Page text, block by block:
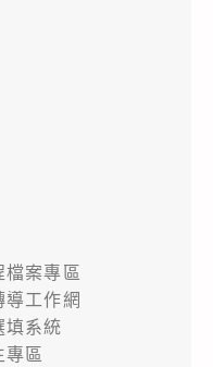
檔案專區
導工作網
填系統
專區